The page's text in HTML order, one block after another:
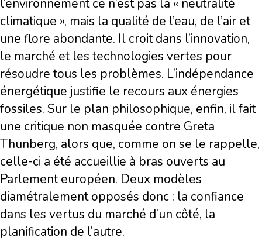
l’environnement ce n’est pas la « neutralité
climatique », mais la qualité de l’eau, de l’air et
une flore abondante. Il croit dans l’innovation,
le marché et les technologies vertes pour
résoudre tous les problèmes. L’indépendance
énergétique justifie le recours aux énergies
fossiles. Sur le plan philosophique, enfin, il fait
une critique non masquée contre Greta
Thunberg, alors que, comme on se le rappelle,
celle-ci a été accueillie à bras ouverts au
Parlement européen. Deux modèles
diamétralement opposés donc : la confiance
dans les vertus du marché d’un côté, la
planification de l’autre.